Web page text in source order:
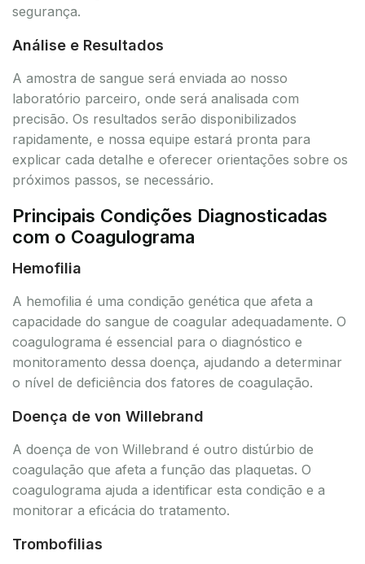
segurança.
Análise e Resultados
A amostra de sangue será enviada ao nosso
laboratório parceiro, onde será analisada com
precisão. Os resultados serão disponibilizados
rapidamente, e nossa equipe estará pronta para
explicar cada detalhe e oferecer orientações sobre os
próximos passos, se necessário.
Principais Condições Diagnosticadas
com o Coagulograma
Hemofilia
A hemofilia é uma condição genética que afeta a
capacidade do sangue de coagular adequadamente. O
coagulograma é essencial para o diagnóstico e
monitoramento dessa doença, ajudando a determinar
o nível de deficiência dos fatores de coagulação.
Doença de von Willebrand
A doença de von Willebrand é outro distúrbio de
coagulação que afeta a função das plaquetas. O
coagulograma ajuda a identificar esta condição e a
monitorar a eficácia do tratamento.
Trombofilias